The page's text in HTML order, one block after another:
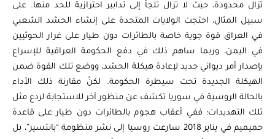
تزال محدودة، حيث لا تزال تلجأ إلى تدابير احترازية للحد منها. على
سبيل المثال، احتجت الولايات المتحدة على إنشاء الحشد الشعبي
في العراق قوة جوية خاصة بالطائرات دون طيار على غرار الحوثيين
في اليمن، وربما ساهم ذلك في دفع الحكومة العراقية للإسراع
بإصدار أمر ديواني جديد لإعادة هيكلة الحشد، ووضع تلك القوة ضمن
الهيكلة الجديدة تحت سيطرة الحكومة. لكنّ مقارنة ذلك الأداء
بالحالة الروسية في سوريا تكشف عن منظور آخر للاستجابة لردع مثل
تلك التهديدات؛ ففي أعقاب هجوم بالطائرات دون طيار على قاعدة
حميميم في يناير 2018 سارعت روسيا إلى نشر منظومة “بانتسير”، بل